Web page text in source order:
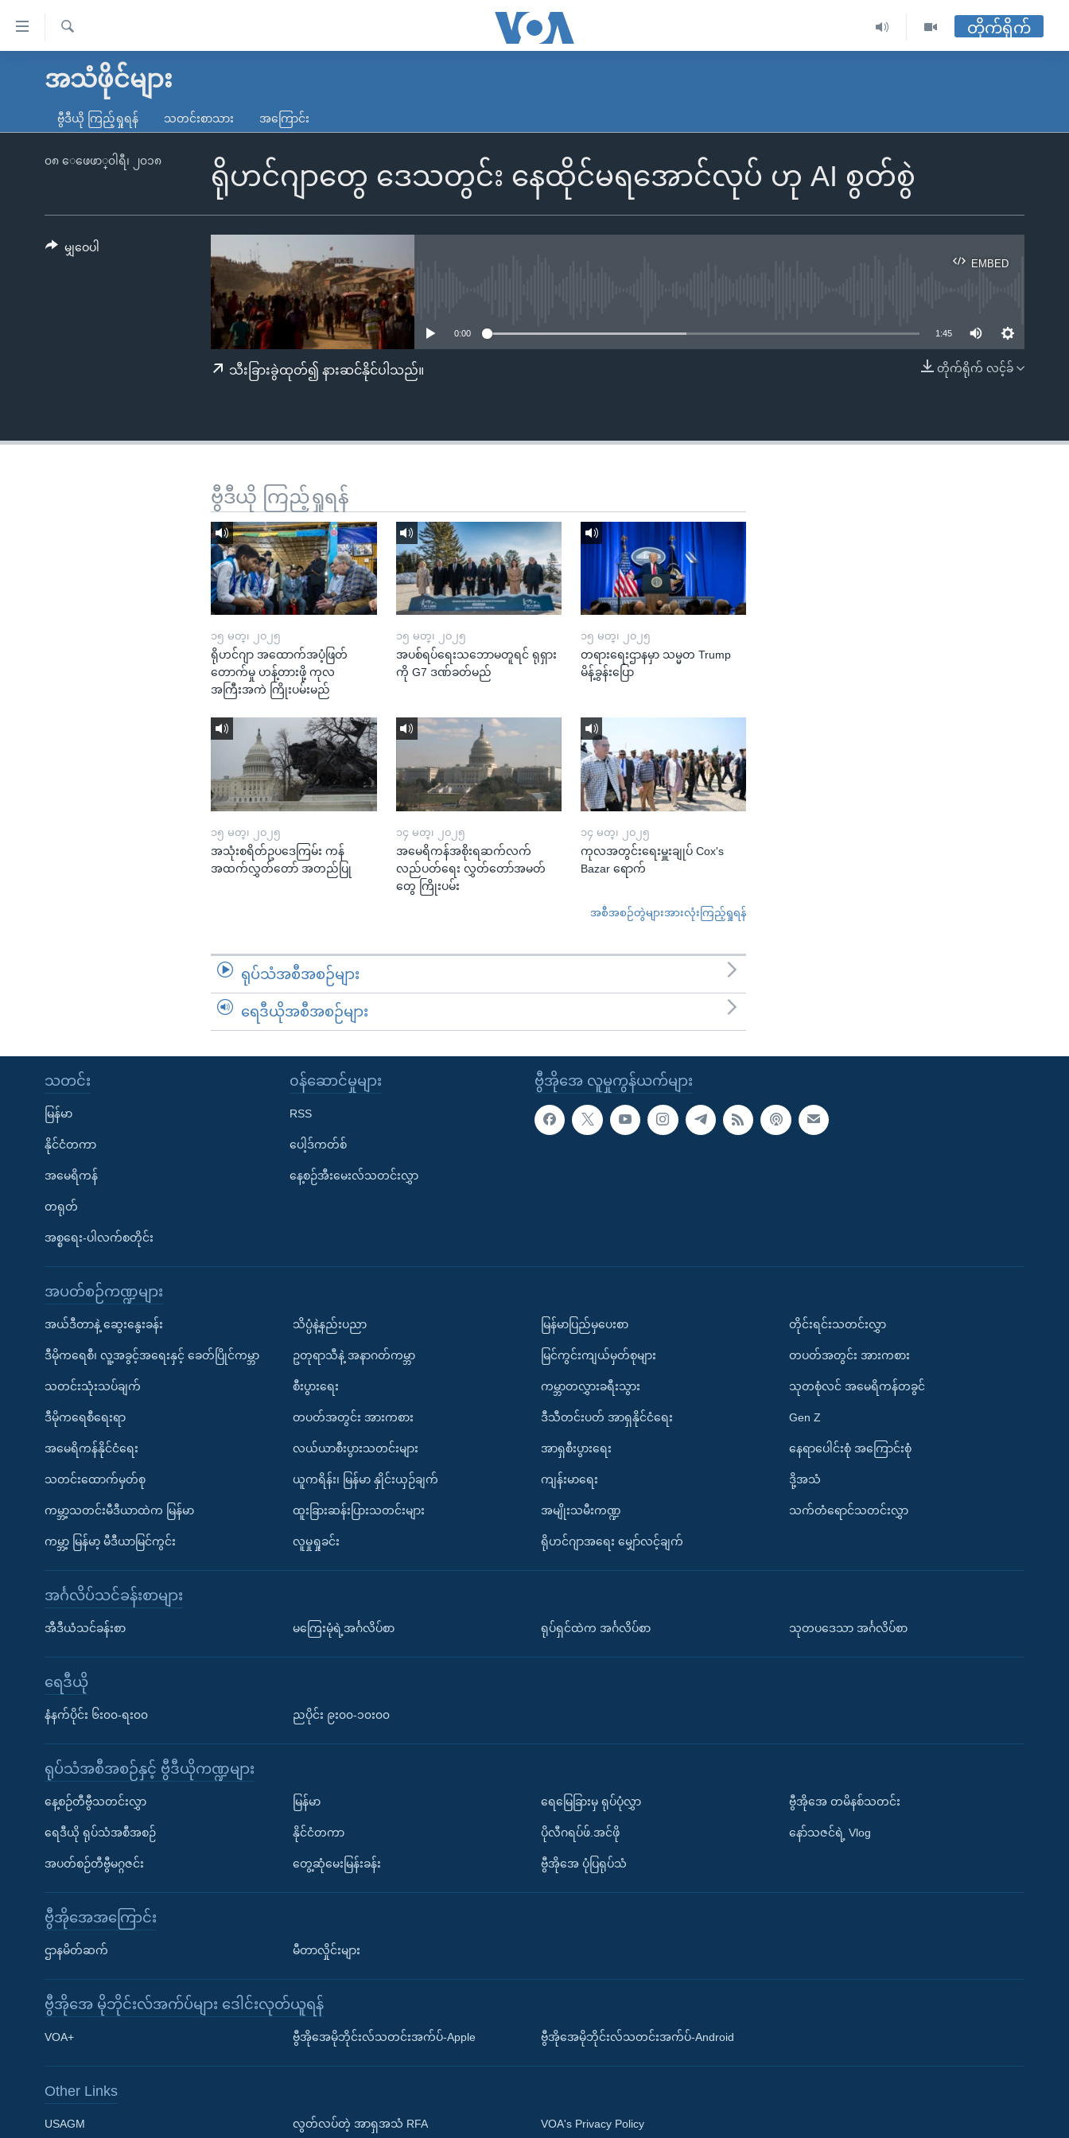
လွယ်ကူ
သည့်
ကျော်
မူလစာမျက်နှာ
ကမ္ဘာ့သတင်းများ
နိုင်ငံတကာ
တရုတ်
အစ္စရေး-ပါလက်စတိုင်း
ရပ်ဝန်းတခု လမ်းတခု အလွန်
အင်္ဂလိပ်စာလေ့လာမယ်
Learning English
ရ
တိုက်ရိုက်
အသံဖိုင်များ
ဗွီဒီယို ကြည့်ရှုရန် သတင်းစာသား အကြောင်း
ရိုဟင်ဂျာတွေ ဒေသတွင်း နေထိုင်မရအောင်လုပ် ဟု AI စွတ်စွဲ
၀၈ ေဖေဖာ္၀ါရီ၊ ၂၀၁၈
EMBED
EMBED
0:00 1:45
တိုက်ရိုက် လင့်ခ်
သီးခြားခွဲထုတ်၍ နားဆင်နိုင်ပါသည်။
မျှဝေပါ
ဗွီဒီယို ကြည့်ရှုရန်
၁၅ မတ္၊ ၂၀၂၅
ရိုဟင်ဂျာ အထောက်အပံ့ဖြတ်
တောက်မှု ဟန့်တားဖို့ ကုလ
အကြီးအကဲ ကြိုးပမ်းမည်
၁၅ မတ္၊ ၂၀၂၅
အပစ်ရပ်ရေးသဘောမတူရင် ရုရှား
ကို G7 ဒဏ်ခတ်မည်
၁၅ မတ္၊ ၂၀၂၅
တရားရေးဌာနမှာ သမ္မတ Trump
မိန့်ခွန်းပြော
၁၅ မတ္၊ ၂၀၂၅
အသုံးစရိတ်ဥပဒေကြမ်း ကန်
အထက်လွှတ်တော် အတည်ပြု
၁၄ မတ္၊ ၂၀၂၅
အမေရိကန်အစိုးရဆက်လက်
လည်ပတ်ရေး လွှတ်တော်အမတ်
တွေ ကြိုးပမ်း
၁၄ မတ္၊ ၂၀၂၅
ကုလအတွင်းရေးမှူးချုပ် Cox's
Bazar ရောက်
အစီအစဉ်တွဲများအားလုံးကြည့်ရှုရန်
ရုပ်သံအစီအစဉ်များ
ရေဒီယိုအစီအစဉ်များ
ဗွီအိုအေ လူမှုကွန်ယက်များ
သတင်း
မြန်မာ
နိုင်ငံတကာ
အမေရိကန်
တရုတ်
အစ္စရေး-ပါလက်စတိုင်း
၀န်ဆောင်မှုများ
RSS
ပေါ့ဒ်ကတ်စ်
နေ့စဉ်အီးမေးလ်သတင်းလွှာ
အပတ်စဉ်ကဏ္ဍများ
အယ်ဒီတာနဲ့ ဆွေးနွေးခန်း
ဒီမိုကရေစီ၊ လူ့အခွင့်အရေးနှင့် ခေတ်ပြိုင်ကမ္ဘာ
သတင်းသုံးသပ်ချက်
ဒီမိုကရေစီရေးရာ
အမေရိကန်နိုင်ငံရေး
သတင်းထောက်မှတ်စု
ကမ္ဘာ့သတင်းမီဒီယာထဲက မြန်မာ
ကမ္ဘာ့ မြန်မာ့ မီဒီယာမြင်ကွင်း
သိပ္ပံနဲ့နည်းပညာ
ဥတုရာသီနဲ့ အနာဂတ်ကမ္ဘာ
စီးပွားရေး
တပတ်အတွင်း အားကစား
လယ်ယာစီးပွားသတင်းများ
ယူကရိန်း၊ မြန်မာ နှိုင်းယှဉ်ချက်
ထူးခြားဆန်းပြားသတင်းများ
လူမှုရှုခင်း
မြန်မာပြည်မှပေးစာ
မြင်ကွင်းကျယ်မှတ်စုများ
ကမ္ဘာတလွှားခရီးသွား
ဒီသီတင်းပတ် အာရှနိုင်ငံရေး
အာရှစီးပွားရေး
ကျန်းမာရေး
အမျိုးသမီးကဏ္ဍ
ရိုဟင်ဂျာအရေး မျှော်လင့်ချက်
တိုင်းရင်းသတင်းလွှာ
တပတ်အတွင်း အားကစား
သုတစုံလင် အမေရိကန်တခွင်
Gen Z
နေရာပေါင်းစုံ အကြောင်းစုံ
ဒို့အသံ
သက်တံရောင်သတင်းလွှာ
အင်္ဂလိပ်သင်ခန်းစာများ
အီဒီယံသင်ခန်းစာ မကြေးမုံရဲ့အင်္ဂလိပ်စာ ရုပ်ရှင်ထဲက အင်္ဂလိပ်စာ သုတပဒေသာ အင်္ဂလိပ်စာ
ရေဒီယို
နံနက်ပိုင်း ၆း၀၀-ရး၀၀ ညပိုင်း ၉း၀၀-၁၀း၀၀
ရုပ်သံအစီအစဉ်နှင့် ဗွီဒီယိုကဏ္ဍများ
နေ့စဉ်တီဗွီသတင်းလွှာ
ရေဒီယို ရုပ်သံအစီအစဉ်
အပတ်စဉ်တီဗွီမဂ္ဂဇင်း
မြန်မာ
နိုင်ငံတကာ
တွေ့ဆုံမေးမြန်းခန်း
ရေမြေခြားမှ ရုပ်ပုံလွှာ
ပိုလီဂရပ်ဖ်.အင်ဖို
ဗွီအိုအေ ပုံပြရုပ်သံ
ဗွီအိုအေ တမိနစ်သတင်း
နော်သဇင်ရဲ့ Vlog
ဗွီအိုအေအကြောင်း
ဌာနမိတ်ဆက် မီတာလှိုင်းများ
ဗွီအိုအေ မိုဘိုင်းလ်အက်ပ်များ ဒေါင်းလုတ်ယူရန်
VOA+ ဗွီအိုအေမိုဘိုင်းလ်သတင်းအက်ပ်-Apple ဗွီအိုအေမိုဘိုင်းလ်သတင်းအက်ပ်-Android
Other Links
USAGM လွတ်လပ်တဲ့ အာရှအသံ RFA VOA's Privacy Policy